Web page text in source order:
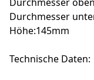
Durchmesser
Höhe:145mm
Technische Daten: